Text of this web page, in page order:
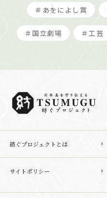
＃あをによし賞
＃国立劇場 ＃工芸
紡ぐプロジェクトとは
サイトポリシー